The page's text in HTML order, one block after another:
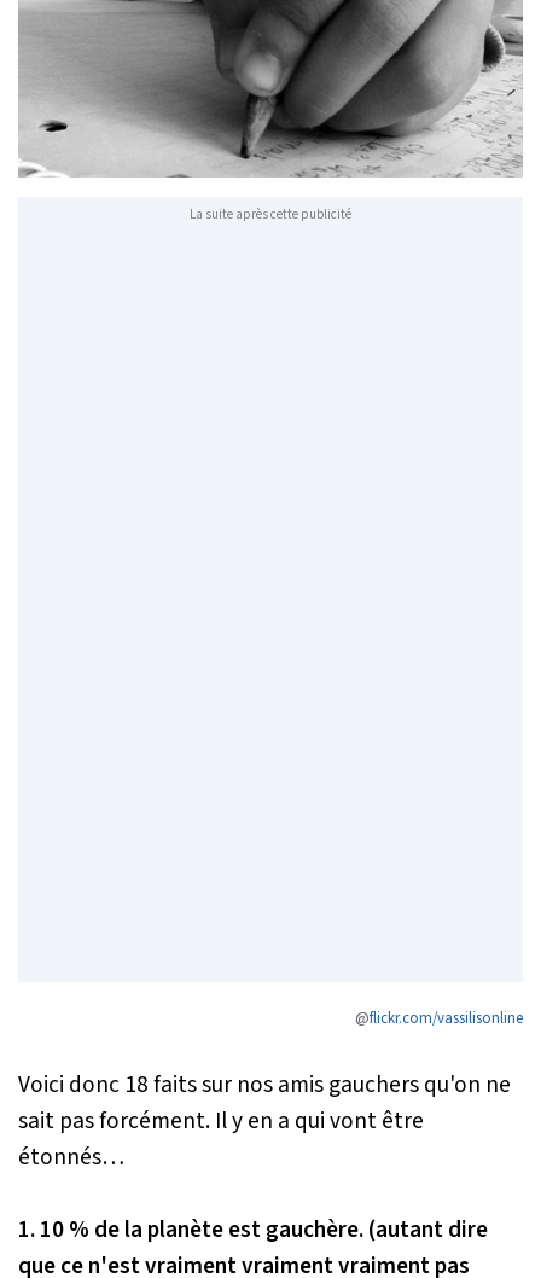
La suite après cette publicité
@flickr.com/vassilisonline
Voici donc 18 faits sur nos amis gauchers qu'on ne
sait pas forcément. Il y en a qui vont être
étonnés…
1. 10 % de la planète est gauchère. (autant dire
que ce n'est vraiment vraiment vraiment pas